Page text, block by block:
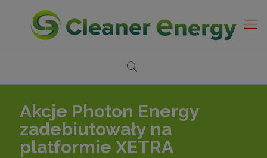
Akcje Photon Energy
zadebiutowały na
platformie XETRA